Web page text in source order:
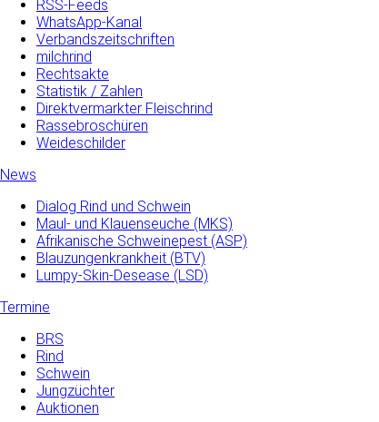
RSS-Feeds
WhatsApp-Kanal
Verbandszeitschriften
milchrind
Rechtsakte
Statistik / Zahlen
Direktvermarkter Fleischrind
Rassebroschüren
Weideschilder
News
Dialog Rind und Schwein
Maul- und­ Klauenseuche­ (MKS)
Afrikanische Schweinepest (ASP)
Blauzungenkrankheit (BTV)
Lumpy-Skin-Desease (LSD)
Termine
BRS
Rind
Schwein
Jungzüchter
Auktionen